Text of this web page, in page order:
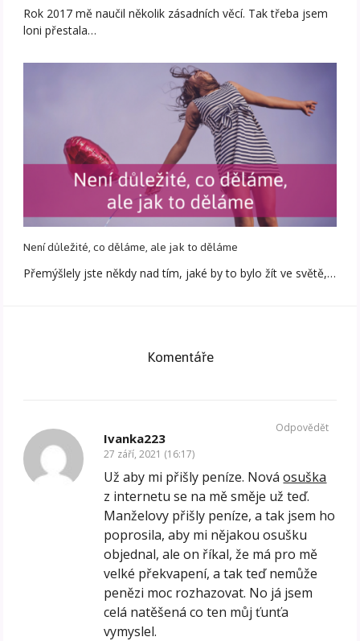
Rok 2017 mě naučil několik zásadních věcí. Tak třeba jsem
loni přestala…
Není důležité, co děláme, ale jak to děláme
Přemýšlely jste někdy nad tím, jaké by to bylo žít ve světě,…
Komentáře
Ivanka223
27 září, 2021 (16:17)
Už aby mi přišly peníze. Nováosuška
z internetu se na mě směje už teď.
Manželovy přišly peníze, a tak jsem ho
poprosila, aby mi nějakou osušku
objednal, ale on říkal, že má pro mě
velké překvapení, a tak teď nemůže
penězi moc rozhazovat. No já jsem
celá natěšená co ten můj ťunťa
vymyslel.
Odpovědět